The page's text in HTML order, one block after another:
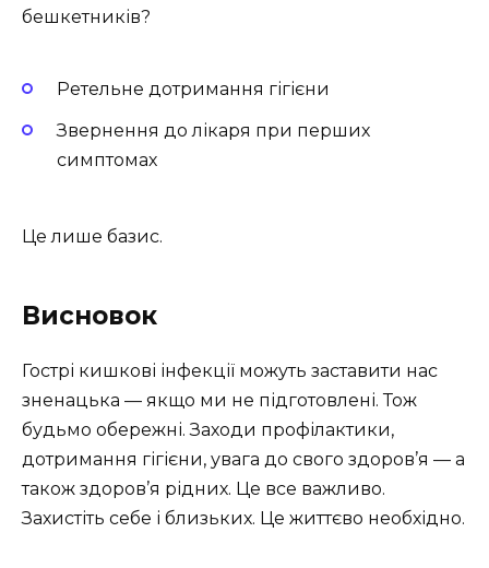
бешкетників?
Ретельне дотримання гігієни
Звернення до лікаря при перших
симптомах
Це лише базис.
Висновок
Гострі кишкові інфекції можуть заставити нас
зненацька — якщо ми не підготовлені. Тож
будьмо обережні. Заходи профілактики,
дотримання гігієни, увага до свого здоров’я — а
також здоров’я рідних. Це все важливо.
Захистіть себе і близьких. Це життєво необхідно.